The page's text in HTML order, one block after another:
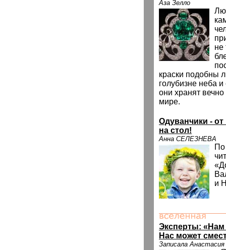
Аза Зелло
не
краски подобны
голубизне неба
они хранят
мире.
Одуванчики -
на стол!
Анна СЕЛЕЗНЕВА
По
и
Эксперты: «Нам
Нас может
Записала Анастасия